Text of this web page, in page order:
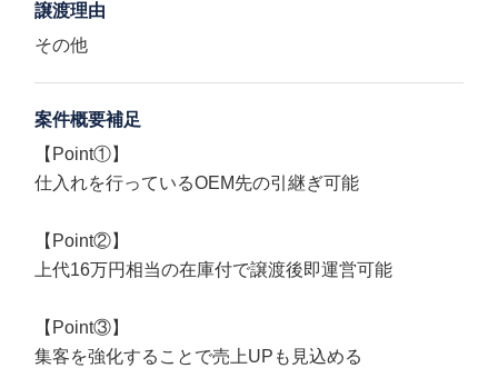
譲渡理由
その他
案件概要補足
【Point①】
仕入れを行っているOEM先の引継ぎ可能
【Point②】
上代16万円相当の在庫付で譲渡後即運営可能
【Point③】
集客を強化することで売上UPも見込める